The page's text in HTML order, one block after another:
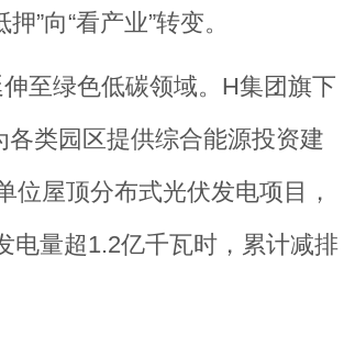
”向“看产业”转变。
至绿色低碳领域。H集团旗下
各类园区提供综合能源投资建
屋顶分布式光伏发电项目，
电量超1.2亿千瓦时，累计减排